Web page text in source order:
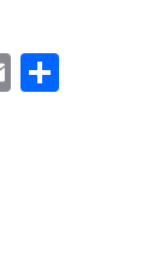
Email